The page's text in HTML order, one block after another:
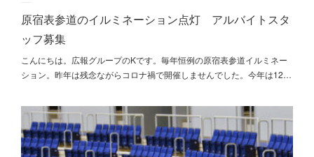
原宿表参道のイルミネーション点灯 アルバイトスタ
ッフ募集
こんにちは。広報グループのKです。毎年恒例の原宿表参道イルミネー
ション。昨年は残念ながらコロナ禍で開催しませんでした。今年は12…